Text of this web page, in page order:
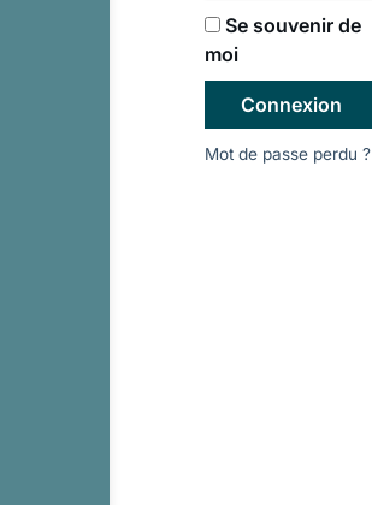
Se souvenir de
moi
Connexion
Mot de passe perdu ?